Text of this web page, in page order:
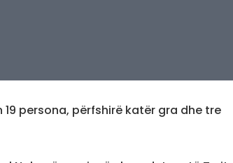
persona, përfshirë katër gra dhe tre